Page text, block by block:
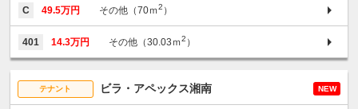
C 49.5万円 その他（70ｍ2 ）
401 14.3万円 その他（30.03ｍ2 ）
テナント ビラ・アペックス湘南 NEW